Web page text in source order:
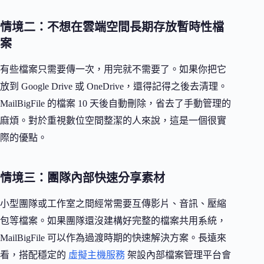
情境二：不想在雲端空間長期存放暫時性檔
案
有些檔案只需要傳一次，用完就不需要了。如果你把它
放到 Google Drive 或 OneDrive，還得記得之後去清理。
MailBigFile 的檔案 10 天後自動刪除，省去了手動管理的
麻煩。對於重視數位空間整潔的人來說，這是一個很實
際的優點。
情境三：團隊內部快速分享素材
小型團隊或工作室之間經常需要互傳影片、音訊、壓縮
包等檔案。如果團隊還沒建構好完整的檔案共用系統，
MailBigFile 可以作為過渡時期的快速解決方案。長遠來
看，搭配穩定的 虛擬主機服務 架設內部檔案管理平台會